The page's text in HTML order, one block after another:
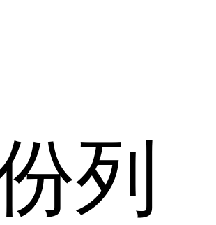
列